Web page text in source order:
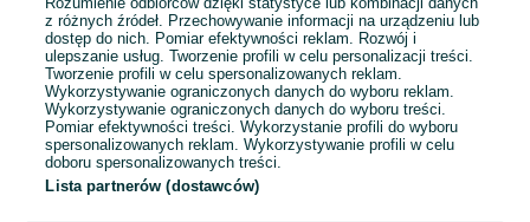
E-mail
Hasło
z różnych źródeł. Przechowywanie informacji na urządzeniu lub
dostęp do nich. Pomiar efektywności reklam. Rozwój i
ulepszanie usług. Tworzenie profili w celu personalizacji treści.
Tworzenie profili w celu spersonalizowanych reklam.
Wykorzystywanie ograniczonych danych do wyboru reklam.
Wykorzystywanie ograniczonych danych do wyboru treści.
Pomiar efektywności treści. Wykorzystanie profili do wyboru
spersonalizowanych reklam. Wykorzystywanie profili w celu
doboru spersonalizowanych treści.
Lista partnerów (dostawców)